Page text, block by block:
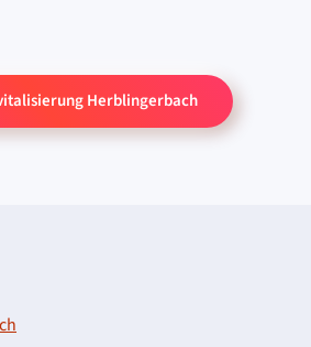
Herblingerbach